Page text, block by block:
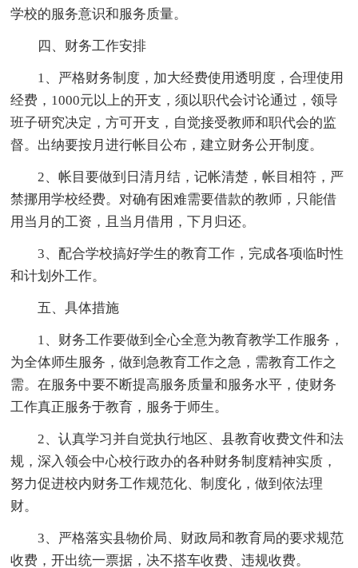
学校的服务意识和服务质量。
四、财务工作安排
1、严格财务制度，加大经费使用透明度，合理使用
经费，1000元以上的开支，须以职代会讨论通过，领导
班子研究决定，方可开支，自觉接受教师和职代会的监
督。出纳要按月进行帐目公布，建立财务公开制度。
2、帐目要做到日清月结，记帐清楚，帐目相符，严
禁挪用学校经费。对确有困难需要借款的教师，只能借
用当月的工资，且当月借用，下月归还。
3、配合学校搞好学生的教育工作，完成各项临时性
和计划外工作。
五、具体措施
1、财务工作要做到全心全意为教育教学工作服务，
为全体师生服务，做到急教育工作之急，需教育工作之
需。在服务中要不断提高服务质量和服务水平，使财务
工作真正服务于教育，服务于师生。
2、认真学习并自觉执行地区、县教育收费文件和法
规，深入领会中心校行政办的各种财务制度精神实质，
努力促进校内财务工作规范化、制度化，做到依法理
财。
3、严格落实县物价局、财政局和教育局的要求规范
收费，开出统一票据，决不搭车收费、违规收费。